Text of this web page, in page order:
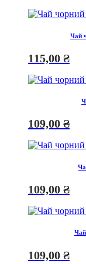
Чай
115,00 ₴
109,00 ₴
109,00 ₴
Чай
109,00 ₴